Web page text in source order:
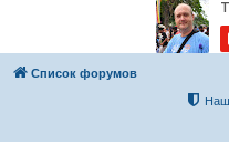
Список форумов